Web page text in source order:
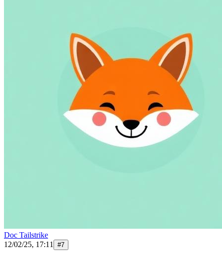
Doc Tailstrike
12/02/25, 17:11
#7